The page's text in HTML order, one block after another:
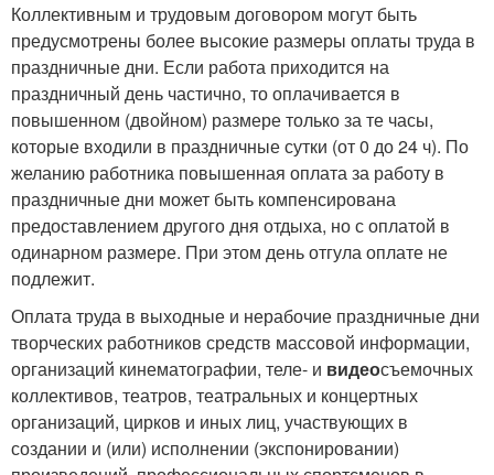
Коллективным и трудовым договором могут быть
предусмотрены более высокие размеры оплаты труда в
праздничные дни. Если работа приходится на
праздничный день частично, то оплачивается в
повышенном (двойном) размере только за те часы,
которые входили в праздничные сутки (от 0 до 24 ч). По
желанию работника повышенная оплата за работу в
праздничные дни может быть компенсирована
предоставлением другого дня отдыха, но с оплатой в
одинарном размере. При этом день отгула оплате не
подлежит.
Оплата труда в выходные и нерабочие праздничные дни
творческих работников средств массовой информации,
организаций кинематографии, теле- и видеосъемочных
коллективов, театров, театральных и концертных
организаций, цирков и иных лиц, участвующих в
создании и (или) исполнении (экспонировании)